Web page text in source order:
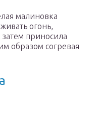
малиновка
огонь,
приносила
образом согревая